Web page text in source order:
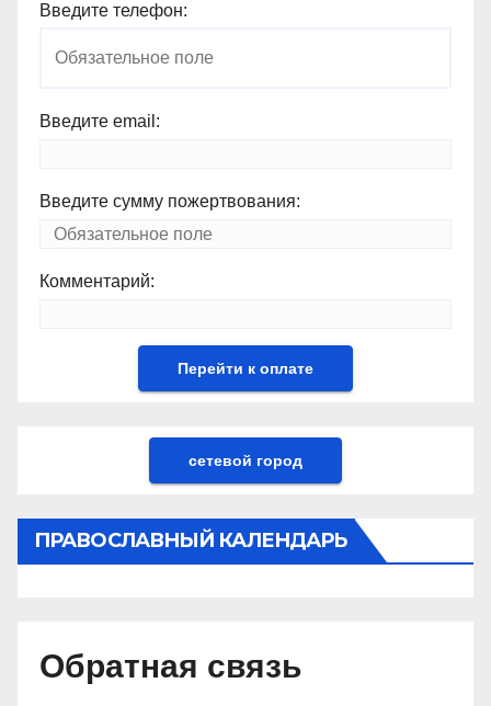
Введите телефон:
Введите email:
Введите сумму пожертвования:
Комментарий:
сетевой город
ПРАВОСЛАВНЫЙ КАЛЕНДАРЬ
Обратная связь